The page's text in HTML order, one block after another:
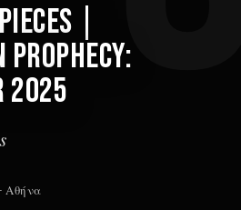
|
Prophecy:
2025
Αθήνα